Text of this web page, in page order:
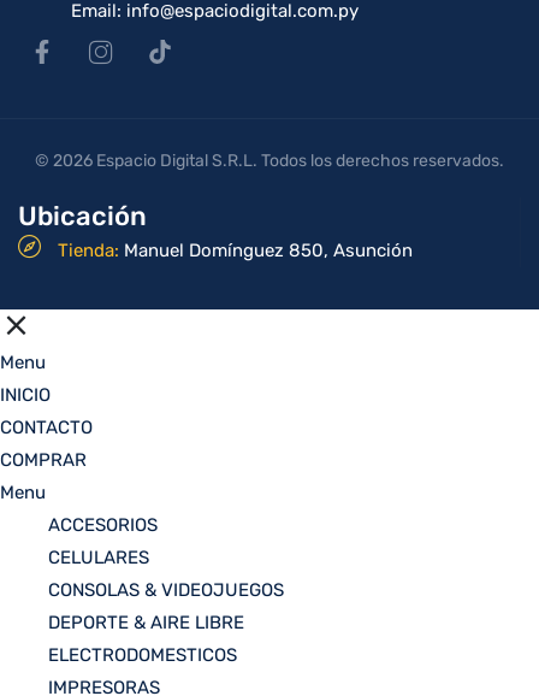
Email: info@espaciodigital.com.py
Ubicación
Tienda: Manuel Domínguez 850, Asunción
© 2026 Espacio Digital S.R.L. Todos los derechos reservados.
Menu
INICIO
CONTACTO
COMPRAR
Menu
ACCESORIOS
CELULARES
CONSOLAS & VIDEOJUEGOS
DEPORTE & AIRE LIBRE
ELECTRODOMESTICOS
IMPRESORAS